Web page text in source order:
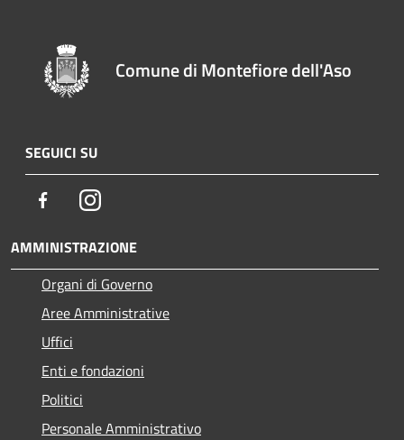
Comune di Montefiore dell'Aso
SEGUICI SU
FacebookInstagram
AMMINISTRAZIONE
Organi di Governo
Aree Amministrative
Uffici
Enti e fondazioni
Politici
Personale Amministrativo